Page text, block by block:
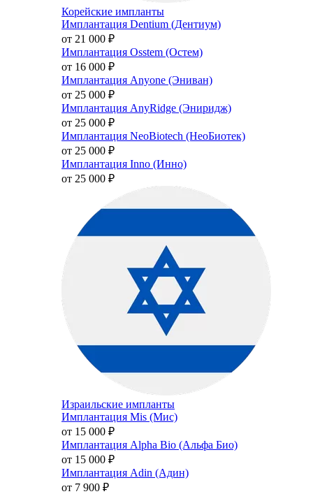
Корейские импланты
Имплантация Dentium (Дентиум)
от 21 000 ₽
Имплантация Osstem (Остем)
от 16 000 ₽
Имплантация Anyone (Эниван)
от 25 000 ₽
Имплантация AnyRidge (Эниридж)
от 25 000 ₽
Имплантация NeoBiotech (НеоБиотек)
от 25 000 ₽
Имплантация Inno (Инно)
от 25 000 ₽
Израильские импланты
Имплантация Mis (Мис)
от 15 000 ₽
Имплантация Alpha Bio (Альфа Био)
от 15 000 ₽
Имплантация Adin (Адин)
от 7 900 ₽